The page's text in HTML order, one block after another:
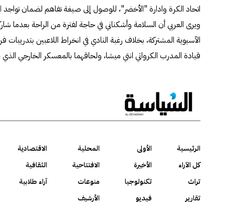
اتحاد الكرة وادارة "الأخضر"، للوصول إلى صيغة تفاهم لضمان
ويرى العربي أن السلامة وأشكناني في حاجة لفترة من الراحة بعدما
الآسيوية المشتركة، بخلاف رغبة النادي في انخراط اللاعبين
قيادة المدرب الكرواتي انتي ميشا، ولحاقهما بالمعسكر الخارجي الذي سيقام في
الرئيسية الأولى المحلية الاقتصادية
كل الآراء
الأخيرة الافتتاحية الثقافية
تراث
تكنولوجيا منوعات آراء طلابية
تقارير
فيديو الأرشيف